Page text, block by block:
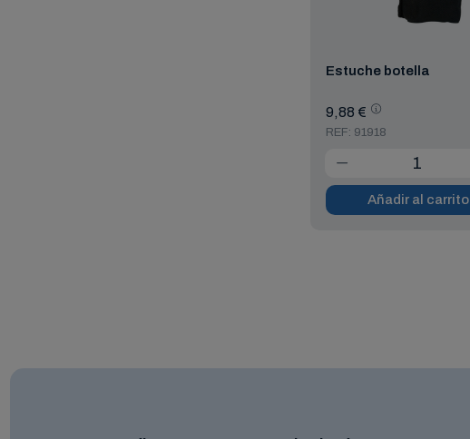
Estuche botella
9,88 €
REF: 91918
Añadir al carrito